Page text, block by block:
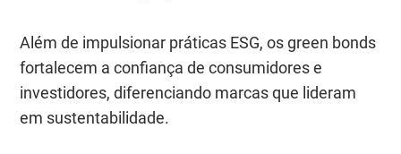
Além de impulsionar práticas ESG, os green bonds
fortalecem a confiança de consumidores e
investidores, diferenciando marcas que lideram
em sustentabilidade.